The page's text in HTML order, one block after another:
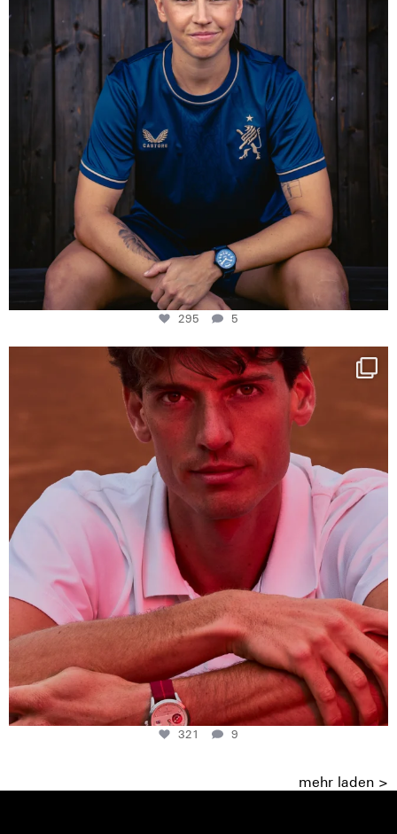
295 5
One last dance at home
This week at...
321
9
321 9
mehr laden >